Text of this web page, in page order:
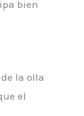
bien
la olla
el